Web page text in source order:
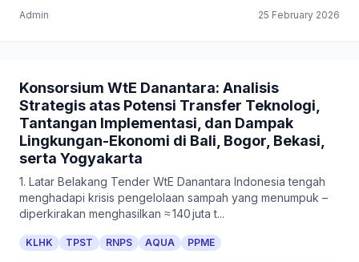
Admin 25 February 2026
Konsorsium WtE Danantara: Analisis
Strategis atas Potensi Transfer Teknologi,
Tantangan Implementasi, dan Dampak
Lingkungan-Ekonomi di Bali, Bogor, Bekasi,
serta Yogyakarta
1. Latar Belakang Tender WtE Danantara Indonesia tengah
menghadapi krisis pengelolaan sampah yang menumpuk –
diperkirakan menghasilkan ≈ 140 juta t...
KLHK TPST RNPS AQUA PPME